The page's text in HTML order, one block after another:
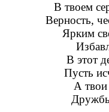
В твоем
Верность,
Ярким
В этот
Пусть
А твои